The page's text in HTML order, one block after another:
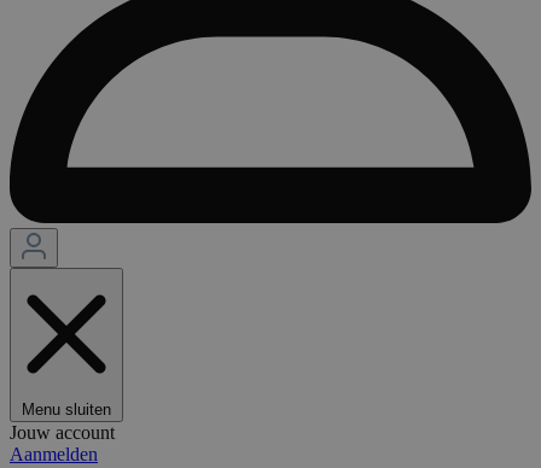
Menu sluiten
Jouw account
Aanmelden